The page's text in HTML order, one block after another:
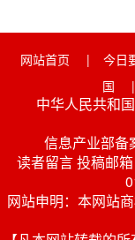
网站首页 | 今日
国
|
中华人民共和
信息产业部备
读者留言 投稿邮
网站申明：本网站